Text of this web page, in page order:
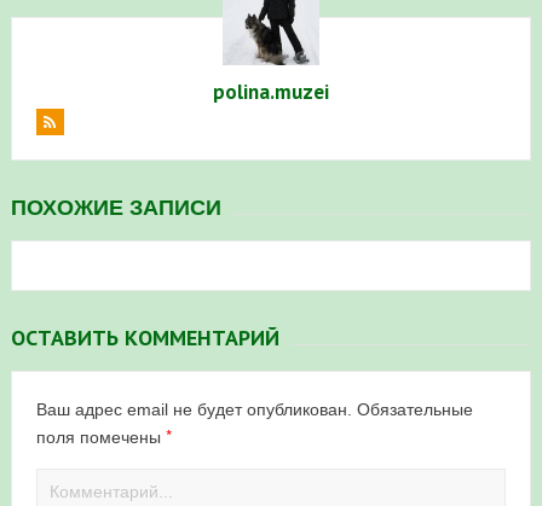
polina.muzei
ПОХОЖИЕ ЗАПИСИ
ОСТАВИТЬ КОММЕНТАРИЙ
Ваш адрес email не будет опубликован. Обязательные
поля помечены *